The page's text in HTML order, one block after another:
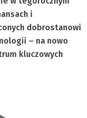
i
dobrostanowi
– na nowo
kluczowych